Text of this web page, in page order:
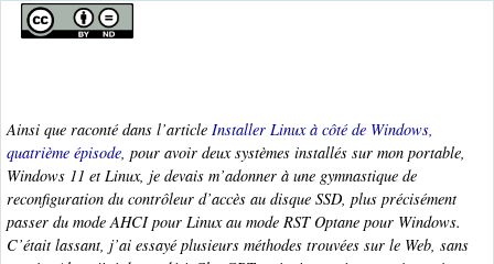
Ainsi que raconté dans l’article Installer Linux à côté de Windows,
quatrième épisode, pour avoir deux systèmes installés sur mon portable,
Windows 11 et Linux, je devais m’adonner à une gymnastique de
reconfiguration du contrôleur d’accès au disque SSD, plus précisément
passer du mode AHCI pour Linux au mode RST Optane pour Windows.
C’était lassant, j’ai essayé plusieurs méthodes trouvées sur le Web, sans